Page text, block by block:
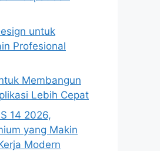
untuk
Profesional
Membangun
Lebih Cepat
14 2026,
yang Makin
Modern